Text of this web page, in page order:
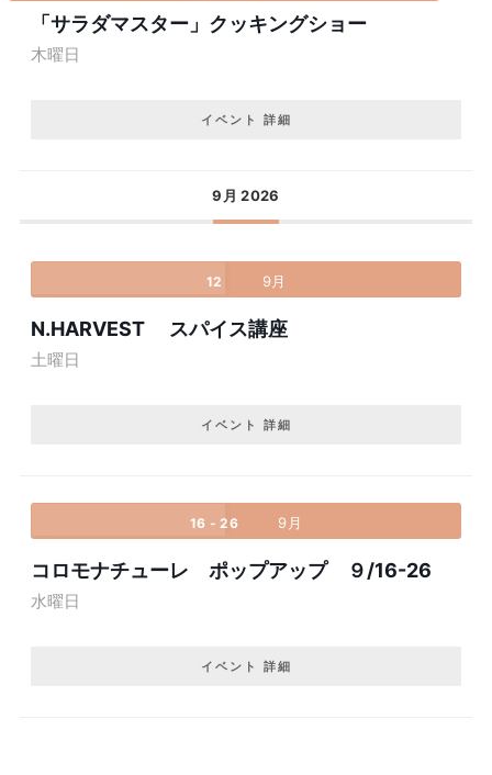
「サラダマスター」クッキングショー
木曜日
イベント 詳細
9月 2026
12 9月
N.HARVEST スパイス講座
土曜日
イベント 詳細
16 - 26 9月
コロモナチューレ ポップアップ ９/16-26
水曜日
イベント 詳細